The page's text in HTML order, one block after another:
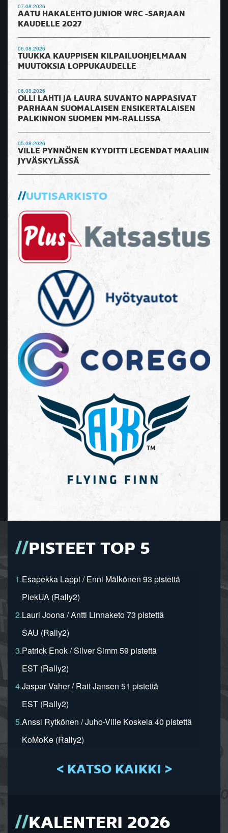
07.08.2026
AATU HAKALEHTO JUNIOR WRC -SARJAAN
KAUDELLE 2027
06.08.2026
TUUKKA KAUPPISEN KILPAILUOHJELMAAN
MUUTOKSIA LOPPUKAUDELLE
06.08.2026
OLLI LAHTI JA LAURA SUVANTO NAPPASIVAT
PARHAAN SUOMALAISEN ENSIKERTALAISEN
PALKINNON SUOMEN MM-RALLISSA
05.08.2026
VILLE PYNNÖNEN KYYDITTI LEGENDAT MAALIIN
JYVÄSKYLÄSSÄ
UUTISARKISTO
PISTEET TOP 5
1.Esapekka Lappi / Enni Mälkönen 93 pistettä
PiekUA (Rally2)
2.Lauri Joona / Antti Linnaketo 73 pistettä
SAU (Rally2)
3.Patrick Enok / Silver Simm 59 pistettä
EST (Rally2)
4.Jaspar Vaher / Rait Jansen 51 pistettä
EST (Rally2)
5.Anssi Rytkönen / Juho-Ville Koskela 40 pistettä
KoMoKe (Rally2)
< KATSO KAIKKI >
KALENTERI 2026